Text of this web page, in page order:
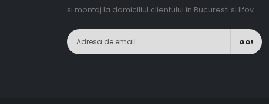
si montaj la domiciliul clientului in Bucuresti si Ilfov
GO!